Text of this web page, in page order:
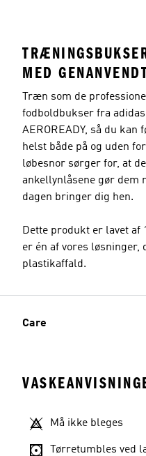
MED
Træn som de
fodboldbukser fra
AEROREADY, så du
helst både på og uden
løbesnor sørger for, at
ankellynlåsene gør dem
dagen bringer dig hen.
Dette produkt er lavet af
er én af vores
plastikaffald.
Care
Må ikke bleges
Tørretumbles ved